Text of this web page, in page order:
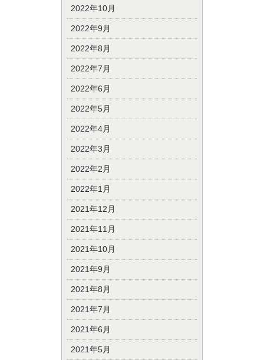
2022年10月
2022年9月
2022年8月
2022年7月
2022年6月
2022年5月
2022年4月
2022年3月
2022年2月
2022年1月
2021年12月
2021年11月
2021年10月
2021年9月
2021年8月
2021年7月
2021年6月
2021年5月